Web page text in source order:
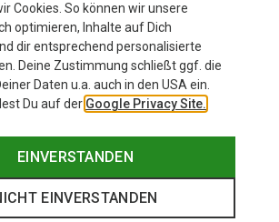
Cookies. So können wir unsere
optimieren, Inhalte auf Dich
dir entsprechend personalisierte
Deine Zustimmung schließt ggf. die
Daten u.a. auch in den USA ein.
Du auf der Google Privacy Site.
EINVERSTANDEN
EINVERSTANDEN